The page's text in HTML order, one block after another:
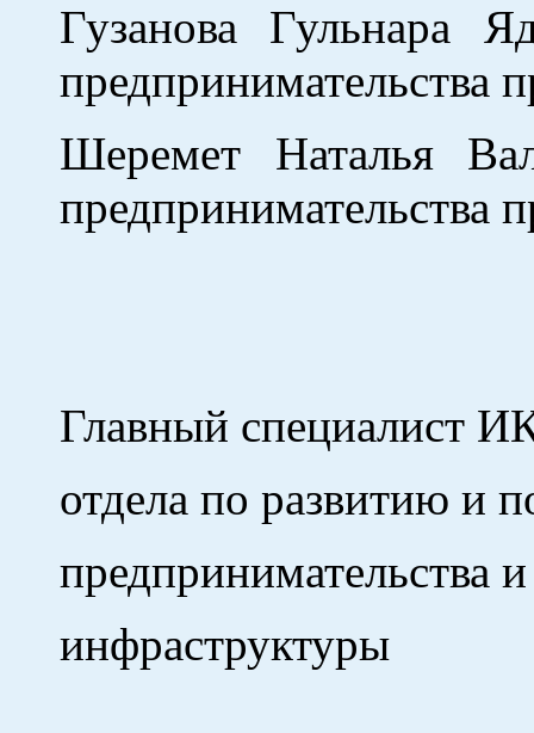
Гузанова Гульнара
предпринимательства
Шеремет Наталья
предпринимательства
Главный специалист
отдела по развитию и
предпринимательства